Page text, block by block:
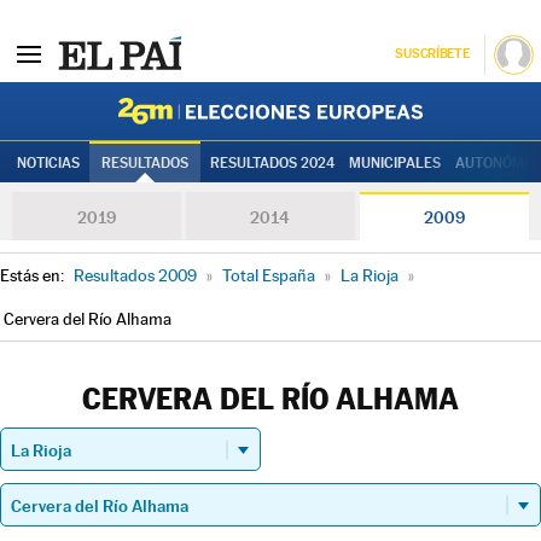
SUSCRÍBETE
NOTICIAS RESULTADOS RESULTADOS 2024 MUNICIPALES
2019 2014 2009
Estás en: Resultados 2009 » Total España » La Rioja »
Cervera del Río Alhama
CERVERA DEL RÍO ALHAMA